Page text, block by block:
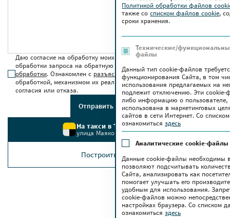
Даю согласие на обработку моих персональных данных для
обработки запроса на обратную связь в соответствии с
условиями
обработки. Ознакомлен с разъяснением прав, связанных с
обработкой, механизмом их реализации, последствиями дачи
согласия или отказа.
Отправить сообщение
На такси в ТРЦ Червенский
улица Маяковского, 6
Построить маршрут
Политикой обработки файлов
также coсписком файлов cookie,
сроки хранения.
Технические/
файлы
Данный тип cookie-файлов
функционирования Сайта, в том
использования предлагаемых на
подлежит отключению. Эти
либо информацию о пользователе,
использована в маркетинговых
сайтов в сети Интернет. Со
ознакомитьсяздесь
Аналитические cookie-файлы
Данные cookie-файлы необходимы в
позволяют подсчитывать
Сайта, анализировать как
помогает улучшать его
удобным для использования.
cookie-файлов можно
настройках браузера. Со списком
ознакомитьсяздесь